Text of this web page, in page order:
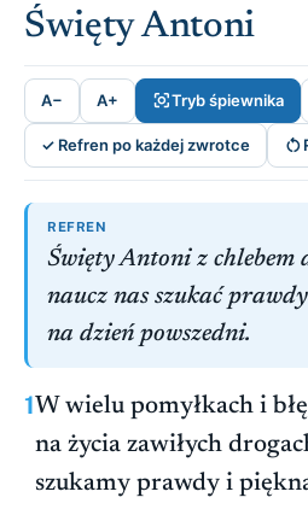
Święty Antoni
A− A+ Tryb śpiewnika
✓ Refren po każdej zwrotce 
REFREN
Święty Antoni z chlebem
naucz nas szukać
na dzień powszedni.
1W wielu pomyłkach i
na życia zawiłych
szukamy prawdy i